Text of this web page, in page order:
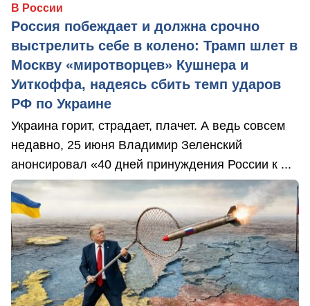
В России
Россия побеждает и должна срочно
выстрелить себе в колено: Трамп шлет в
Москву «миротворцев» Кушнера и
Уиткоффа, надеясь сбить темп ударов
РФ по Украине
Украина горит, страдает, плачет. А ведь совсем
недавно, 25 июня Владимир Зеленский
анонсировал «40 дней принуждения России к ...